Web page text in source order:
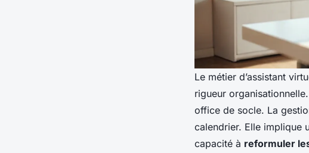
Le métier d’assistant
rigueur
office de socle. La
calendrier. Elle implique
capacité à reformuler